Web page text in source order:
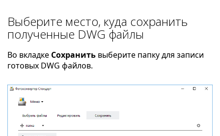
Выберите место, куда сохранить
полученные DWG файлы
Во вкладке Сохранить выберите папку для записи
готовых DWG файлов.